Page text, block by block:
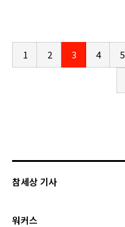
1 2 3 4 5
참세상 기사
워커스